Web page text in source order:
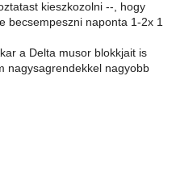
kieszkozolni --, hogy
becsempeszni naponta 1-2x 1
a Delta musor blokkjait is
nagysagrendekkel nagyobb